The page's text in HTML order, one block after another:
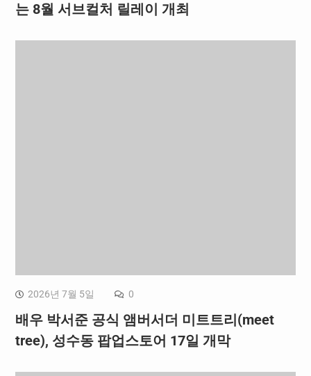
는 8월 서브컬처 릴레이 개최
2026년 7월 5일 0
배우 박서준 공식 앰버서더 미트트리(meet
tree), 성수동 팝업스토어 17일 개막